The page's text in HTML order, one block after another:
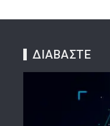
ΔΙΑΒΑΣΤΕ